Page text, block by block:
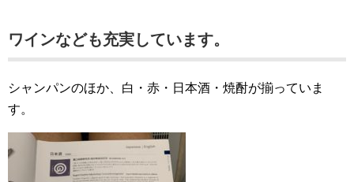
ワインなども充実しています。
シャンパンのほか、白・赤・日本酒・焼酎が揃っていま
す。